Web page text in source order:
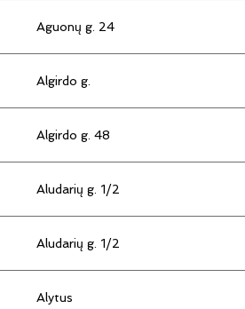
Aguonų g. 24
Algirdo g.
Algirdo g. 48
Aludarių g. 1/2
Aludarių g. 1/2
Alytus